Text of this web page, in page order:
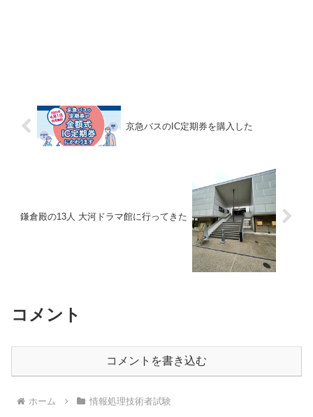
京急バスのIC定期券を購入した
鎌倉殿の13人 大河ドラマ館に行ってきた
コメント
コメントを書き込む
ホーム 情報処理技術者試験